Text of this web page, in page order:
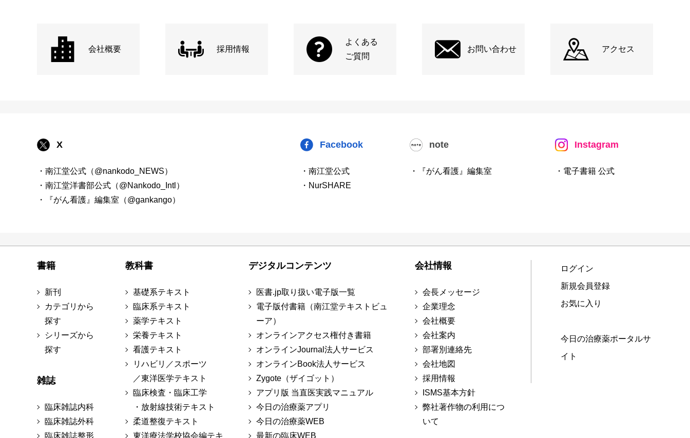
会社概要 採用情報
よくある
ご質問
お問い合わせ アクセス
X
・南江堂公式（@nankodo_NEWS）
・南江堂洋書部公式（@Nankodo_Intl）
・『がん看護』編集室（@gankango）
Facebook
・南江堂公式
・NurSHARE
note
・『がん看護』編集室
Instagram
・電子書籍 公式
書籍
新刊
カテゴリから
探す
シリーズから
探す
雑誌
臨床雑誌内科
臨床雑誌外科
臨床雑誌整形
教科書
基礎系テキスト
臨床系テキスト
薬学テキスト
栄養テキスト
看護テキスト
リハビリ／スポーツ
／東洋医学テキスト
臨床検査・臨床工学
・放射線技術テキスト
柔道整復テキスト
東洋療法学校協会編テキ
デジタルコンテンツ
医書.jp取り扱い電子版一覧
電子版付書籍（南江堂テキストビュ
ーア）
オンラインアクセス権付き書籍
オンラインJournal法人サービス
オンラインBook法人サービス
Zygote（ザイゴット）
アプリ版 当直医実践マニュアル
今日の治療薬アプリ
今日の治療薬WEB
最新の臨床WEB
会社情報
会長メッセージ
企業理念
会社概要
会社案内
部署別連絡先
会社地図
採用情報
ISMS基本方針
弊社著作物の利用につ
いて
ログイン
新規会員登録
お気に入り
今日の治療薬ポータルサ
イト